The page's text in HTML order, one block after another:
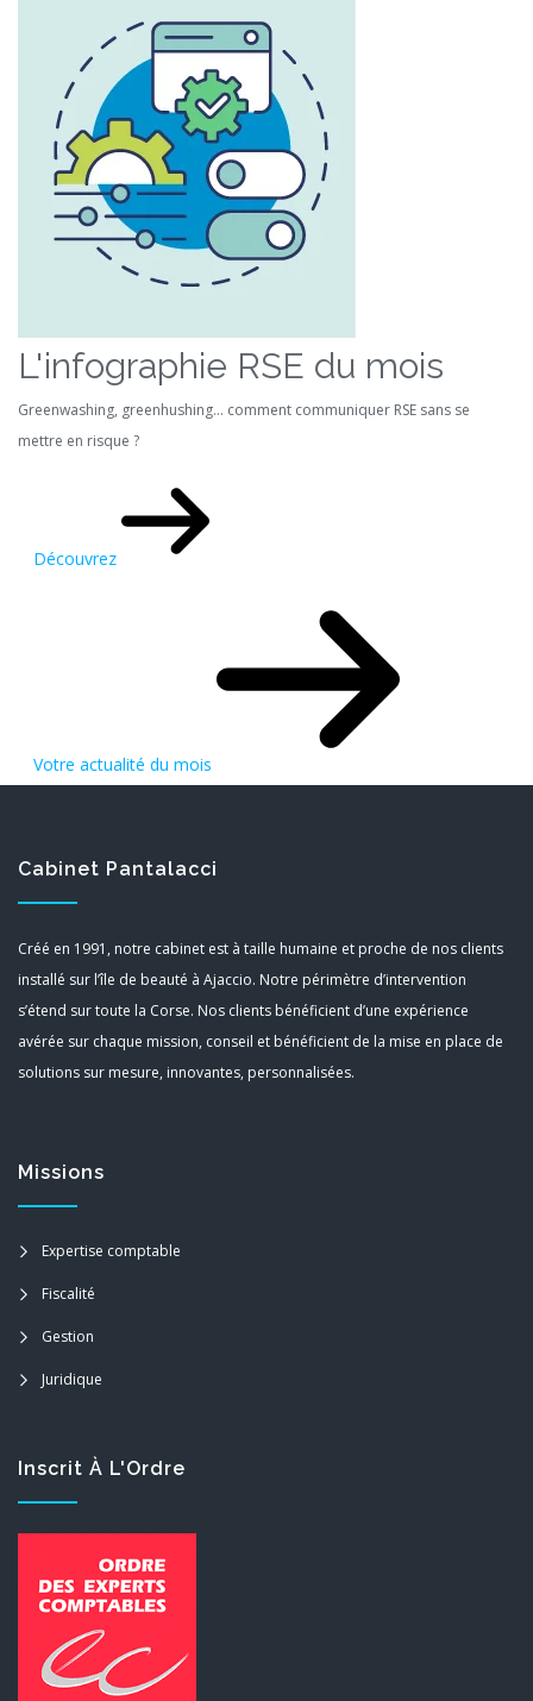
L'infographie RSE du mois
Greenwashing, greenhushing… comment communiquer RSE sans se
mettre en risque ?
Découvrez
Votre actualité du mois
Cabinet Pantalacci
Créé en 1991, notre cabinet est à taille humaine et proche de nos clients
installé sur l’île de beauté à Ajaccio. Notre périmètre d’intervention
s’étend sur toute la Corse. Nos clients bénéficient d’une expérience
avérée sur chaque mission, conseil et bénéficient de la mise en place de
solutions sur mesure, innovantes, personnalisées.
Missions
Expertise comptable
Fiscalité
Gestion
Juridique
Inscrit À L'Ordre